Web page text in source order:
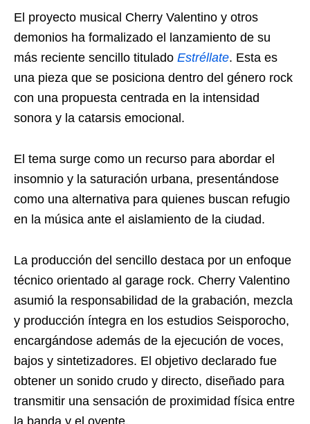
El proyecto musical Cherry Valentino y otros
demonios ha formalizado el lanzamiento de su
más reciente sencillo titulado Estréllate. Esta es
una pieza que se posiciona dentro del género rock
con una propuesta centrada en la intensidad
sonora y la catarsis emocional.
El tema surge como un recurso para abordar el
insomnio y la saturación urbana, presentándose
como una alternativa para quienes buscan refugio
en la música ante el aislamiento de la ciudad.
La producción del sencillo destaca por un enfoque
técnico orientado al garage rock. Cherry Valentino
asumió la responsabilidad de la grabación, mezcla
y producción íntegra en los estudios Seisporocho,
encargándose además de la ejecución de voces,
bajos y sintetizadores. El objetivo declarado fue
obtener un sonido crudo y directo, diseñado para
transmitir una sensación de proximidad física entre
la banda y el oyente.